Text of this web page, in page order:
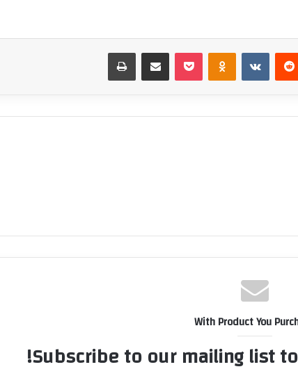
‏Reddit
‏VKontakte
Odnoklassniki بوكيت مشاركة عبر البريد طباعة
With Product You
Subscribe to our mailing list